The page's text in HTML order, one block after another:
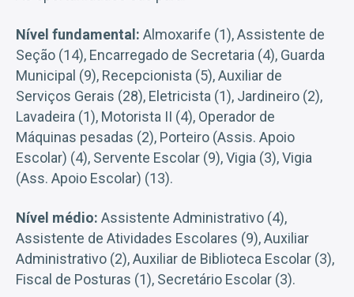
Nível fundamental: Almoxarife (1), Assistente de
Seção (14), Encarregado de Secretaria (4), Guarda
Municipal (9), Recepcionista (5), Auxiliar de
Serviços Gerais (28), Eletricista (1), Jardineiro (2),
Lavadeira (1), Motorista II (4), Operador de
Máquinas pesadas (2), Porteiro (Assis. Apoio
Escolar) (4), Servente Escolar (9), Vigia (3), Vigia
(Ass. Apoio Escolar) (13).
Nível médio: Assistente Administrativo (4),
Assistente de Atividades Escolares (9), Auxiliar
Administrativo (2), Auxiliar de Biblioteca Escolar (3),
Fiscal de Posturas (1), Secretário Escolar (3).